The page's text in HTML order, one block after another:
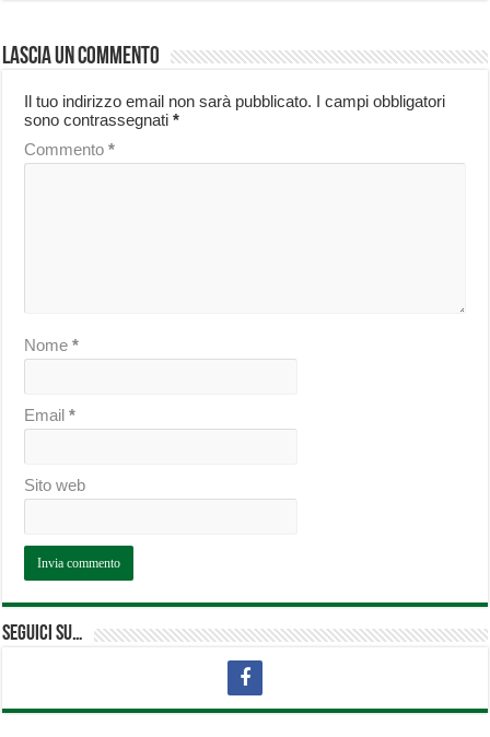
Lascia un commento
Il tuo indirizzo email non sarà pubblicato. I campi obbligatori
sono contrassegnati*
Commento*
Nome*
Email*
Sito web
Seguici su…